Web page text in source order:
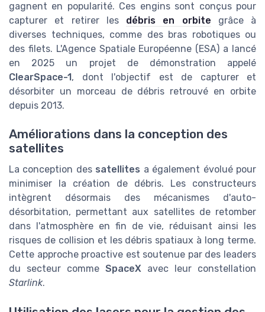
gagnent en popularité. Ces engins sont conçus pour
capturer et retirer les débris en orbite grâce à
diverses techniques, comme des bras robotiques ou
des filets. L'Agence Spatiale Européenne (ESA) a lancé
en 2025 un projet de démonstration appelé
ClearSpace-1 , dont l'objectif est de capturer et
désorbiter un morceau de débris retrouvé en orbite
depuis 2013.
Améliorations dans la conception des
satellites
La conception des satellites a également évolué pour
minimiser la création de débris. Les constructeurs
intègrent désormais des mécanismes d'auto-
désorbitation, permettant aux satellites de retomber
dans l'atmosphère en fin de vie, réduisant ainsi les
risques de collision et les débris spatiaux à long terme.
Cette approche proactive est soutenue par des leaders
du secteur comme SpaceX avec leur constellation
Starlink.